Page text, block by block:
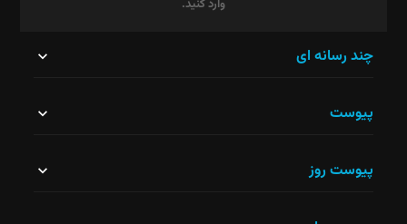
وارد کنید.
نباید
چند رسانه ای
پیوست
پیوست روز